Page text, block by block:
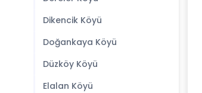
Dikencik Köyü
Doğankaya Köyü
Düzköy Köyü
Elalan Köyü